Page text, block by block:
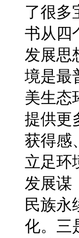
了很多
书从四
发展思
境是最
美生态
提供更
获得感
立足环
发展谋
民族永
化。三